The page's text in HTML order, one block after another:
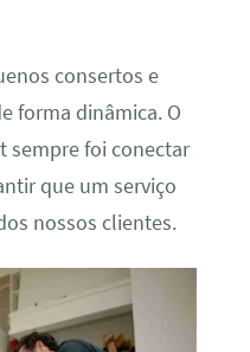
consertos e
forma dinâmica. O
sempre foi conectar
que um serviço
nossos clientes.